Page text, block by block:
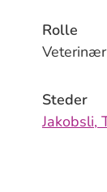
Rolle
Veterinær
Steder
Jakobsli,